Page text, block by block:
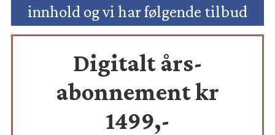
innhold og vi har følgende tilbud
Digitalt års-
abonnement kr
1499,-